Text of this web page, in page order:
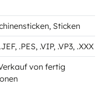
, Sticken
, .PES, .VIP, .VP3, .XXX
von fertig